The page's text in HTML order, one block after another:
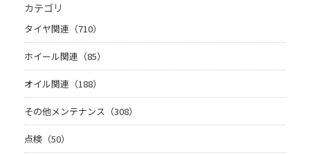
カテゴリ
タイヤ関連（710）
ホイール関連（85）
オイル関連（188）
その他メンテナンス（308）
点検（50）